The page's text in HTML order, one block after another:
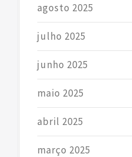
agosto 2025
julho 2025
junho 2025
maio 2025
abril 2025
março 2025